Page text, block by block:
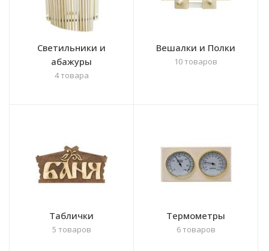
Светильники и
абажуры
4 товара
Вешалки и Полки
10 товаров
Таблички
5 товаров
Термометры
6 товаров